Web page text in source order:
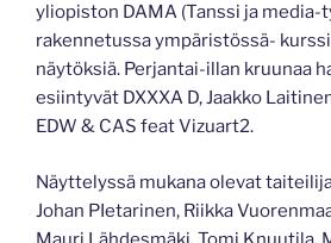
yliopiston DAMA (Tanssi ja media-
rakennetussa ympäristössä-
näytöksiä. Perjantai-illan kruunaa
esiintyvät DXXXA D, Jaakko
EDW & CAS feat Vizuart2.
Näyttelyssä mukana olevat
Johan PIetarinen, Riikka